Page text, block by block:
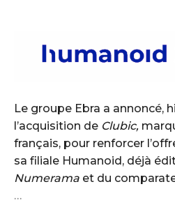
Le groupe Ebra a annoncé,
l’acquisition de Clubic,
français, pour renforcer
sa filiale Humanoid, déjà
Numerama et du
…